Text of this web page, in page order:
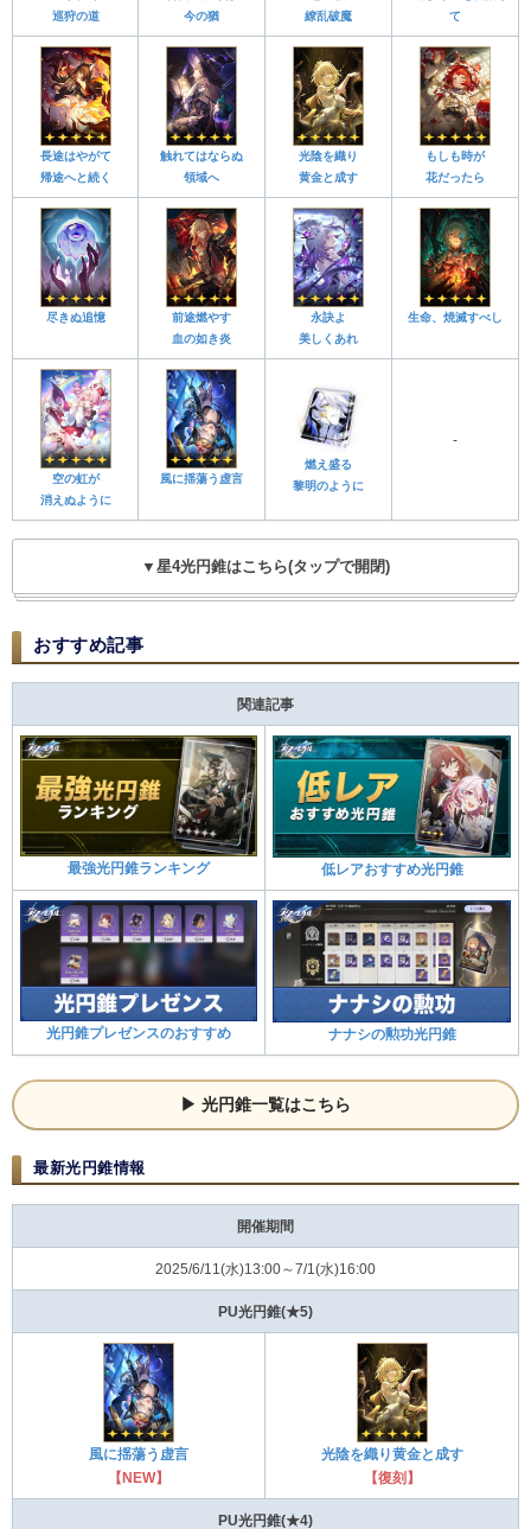
巡狩の道
今の猶
繚乱破魔
て
長途はやがて
帰途へと続く
触れてはならぬ
領域へ
光陰を織り
黄金と成す
もしも時が
花だったら
尽きぬ追憶
前途燃やす
血の如き炎
永訣よ
美しくあれ
生命、焼滅すべし
空の虹が
消えぬように
風に揺蕩う虚言
燃え盛る
黎明のように
-
▼星4光円錐はこちら(タップで開閉)
おすすめ記事
関連記事
最強光円錐ランキング 低レアおすすめ光円錐
光円錐プレゼンスのおすすめ ナナシの勲功光円錐
光円錐一覧はこちら
最新光円錐情報
開催期間
2025/6/11(水)13:00～7/1(水)16:00
PU光円錐(★5)
風に揺蕩う虚言
【NEW】
光陰を織り黄金と成す
【復刻】
PU光円錐(★4)